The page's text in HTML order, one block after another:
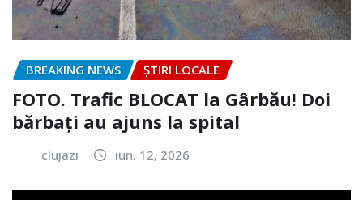
BREAKING NEWS ȘTIRI LOCALE
FOTO. Trafic BLOCAT la Gârbău! Doi
bărbați au ajuns la spital
clujazi iun. 12, 2026